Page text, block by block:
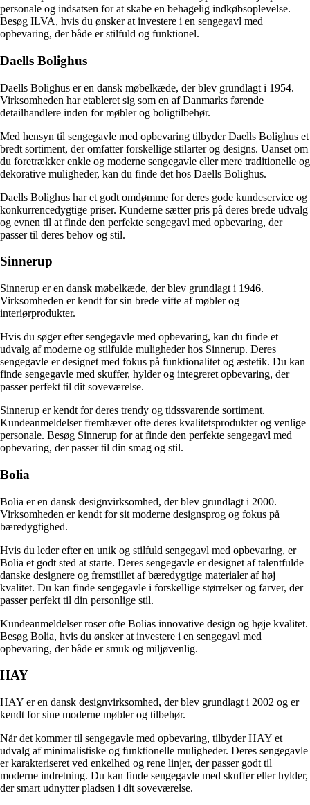
personale og indsatsen for at skabe en behagelig indkøbsoplevelse.
Besøg ILVA, hvis du ønsker at investere i en sengegavl med
opbevaring, der både er stilfuld og funktionel.
Daells Bolighus
Daells Bolighus er en dansk møbelkæde, der blev grundlagt i 1954.
Virksomheden har etableret sig som en af Danmarks førende
detailhandlere inden for møbler og boligtilbehør.
Med hensyn til sengegavle med opbevaring tilbyder Daells Bolighus et
bredt sortiment, der omfatter forskellige stilarter og designs. Uanset om
du foretrækker enkle og moderne sengegavle eller mere traditionelle og
dekorative muligheder, kan du finde det hos Daells Bolighus.
Daells Bolighus har et godt omdømme for deres gode kundeservice og
konkurrencedygtige priser. Kunderne sætter pris på deres brede udvalg
og evnen til at finde den perfekte sengegavl med opbevaring, der
passer til deres behov og stil.
Sinnerup
Sinnerup er en dansk møbelkæde, der blev grundlagt i 1946.
Virksomheden er kendt for sin brede vifte af møbler og
interiørprodukter.
Hvis du søger efter sengegavle med opbevaring, kan du finde et
udvalg af moderne og stilfulde muligheder hos Sinnerup. Deres
sengegavle er designet med fokus på funktionalitet og æstetik. Du kan
finde sengegavle med skuffer, hylder og integreret opbevaring, der
passer perfekt til dit soveværelse.
Sinnerup er kendt for deres trendy og tidssvarende sortiment.
Kundeanmeldelser fremhæver ofte deres kvalitetsprodukter og venlige
personale. Besøg Sinnerup for at finde den perfekte sengegavl med
opbevaring, der passer til din smag og stil.
Bolia
Bolia er en dansk designvirksomhed, der blev grundlagt i 2000.
Virksomheden er kendt for sit moderne designsprog og fokus på
bæredygtighed.
Hvis du leder efter en unik og stilfuld sengegavl med opbevaring, er
Bolia et godt sted at starte. Deres sengegavle er designet af talentfulde
danske designere og fremstillet af bæredygtige materialer af høj
kvalitet. Du kan finde sengegavle i forskellige størrelser og farver, der
passer perfekt til din personlige stil.
Kundeanmeldelser roser ofte Bolias innovative design og høje kvalitet.
Besøg Bolia, hvis du ønsker at investere i en sengegavl med
opbevaring, der både er smuk og miljøvenlig.
HAY
HAY er en dansk designvirksomhed, der blev grundlagt i 2002 og er
kendt for sine moderne møbler og tilbehør.
Når det kommer til sengegavle med opbevaring, tilbyder HAY et
udvalg af minimalistiske og funktionelle muligheder. Deres sengegavle
er karakteriseret ved enkelhed og rene linjer, der passer godt til
moderne indretning. Du kan finde sengegavle med skuffer eller hylder,
der smart udnytter pladsen i dit soveværelse.